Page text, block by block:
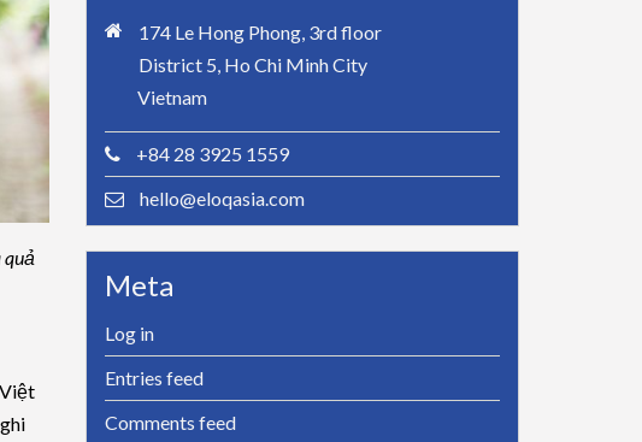
quả
174 Le Hong Phong, 3rd floor
District 5, Ho Chi Minh City
Vietnam
+84 28 3925 1559
hello@eloqasia.com
Meta
Log in
Entries feed
Comments feed